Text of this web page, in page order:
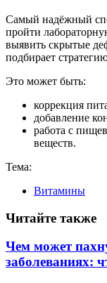
Самый надёжный
пройти
выявить скрытые
подбирает
Это может быть:
коррекция
добавление
работа с
веществ.
Тема:
Витамины
Читайте также
Чем может
заболеваниях: